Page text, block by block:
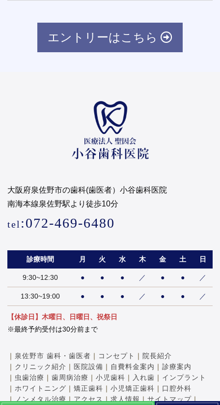
エントリーはこちら
大阪府泉佐野市の歯科(歯医者）小谷歯科医院
南海本線泉佐野駅より徒歩10分
tel :072-469-6480
診療時間 月 火 水 木 金 土 日
9:30~12:30 ● ● ● ／ ● ● ／
13:30~19:00 ● ● ● ／ ● ● ／
【休診日】木曜日、日曜日、祝祭日
※最終予約受付は30分前まで
｜ 泉佐野市 歯科・歯医者 ｜ コンセプト ｜ 院長紹介
｜ クリニック紹介 ｜ 医院設備 ｜ 自費料金案内 ｜ 診療案内
｜ 虫歯治療 ｜ 歯周病治療 ｜ 小児歯科 ｜ 入れ歯 ｜ インプラント
｜ ホワイトニング ｜ 矯正歯科 ｜ 小児矯正歯科 ｜ 口腔外科
｜
ノンメタル治療 ｜ アクセス ｜ 求人情報 ｜ サイトマップ ｜